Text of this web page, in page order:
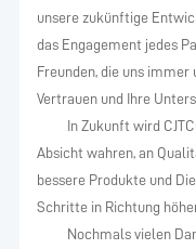
unsere zukünftige
das Engagement jedes
Freunden, die uns
Vertrauen und Ihre
In Zukunft wird
Absicht wahren, an
bessere Produkte und
Schritte in Richtung
Nochmals vielen